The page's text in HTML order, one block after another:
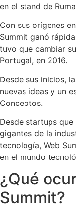
en el stand de
Con sus orígenes
Summit ganó
tuvo que cambiar
Portugal, en 2016.
Desde sus inicios,
nuevas ideas y un
Conceptos.
Desde startups que
gigantes de la
tecnología, Web
en el mundo
¿Qué
Summit?